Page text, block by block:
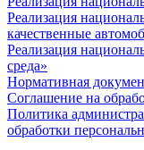
Реализация
качественные
Реализация
среда»
Нормативная
Соглашение на
Политика
обработки